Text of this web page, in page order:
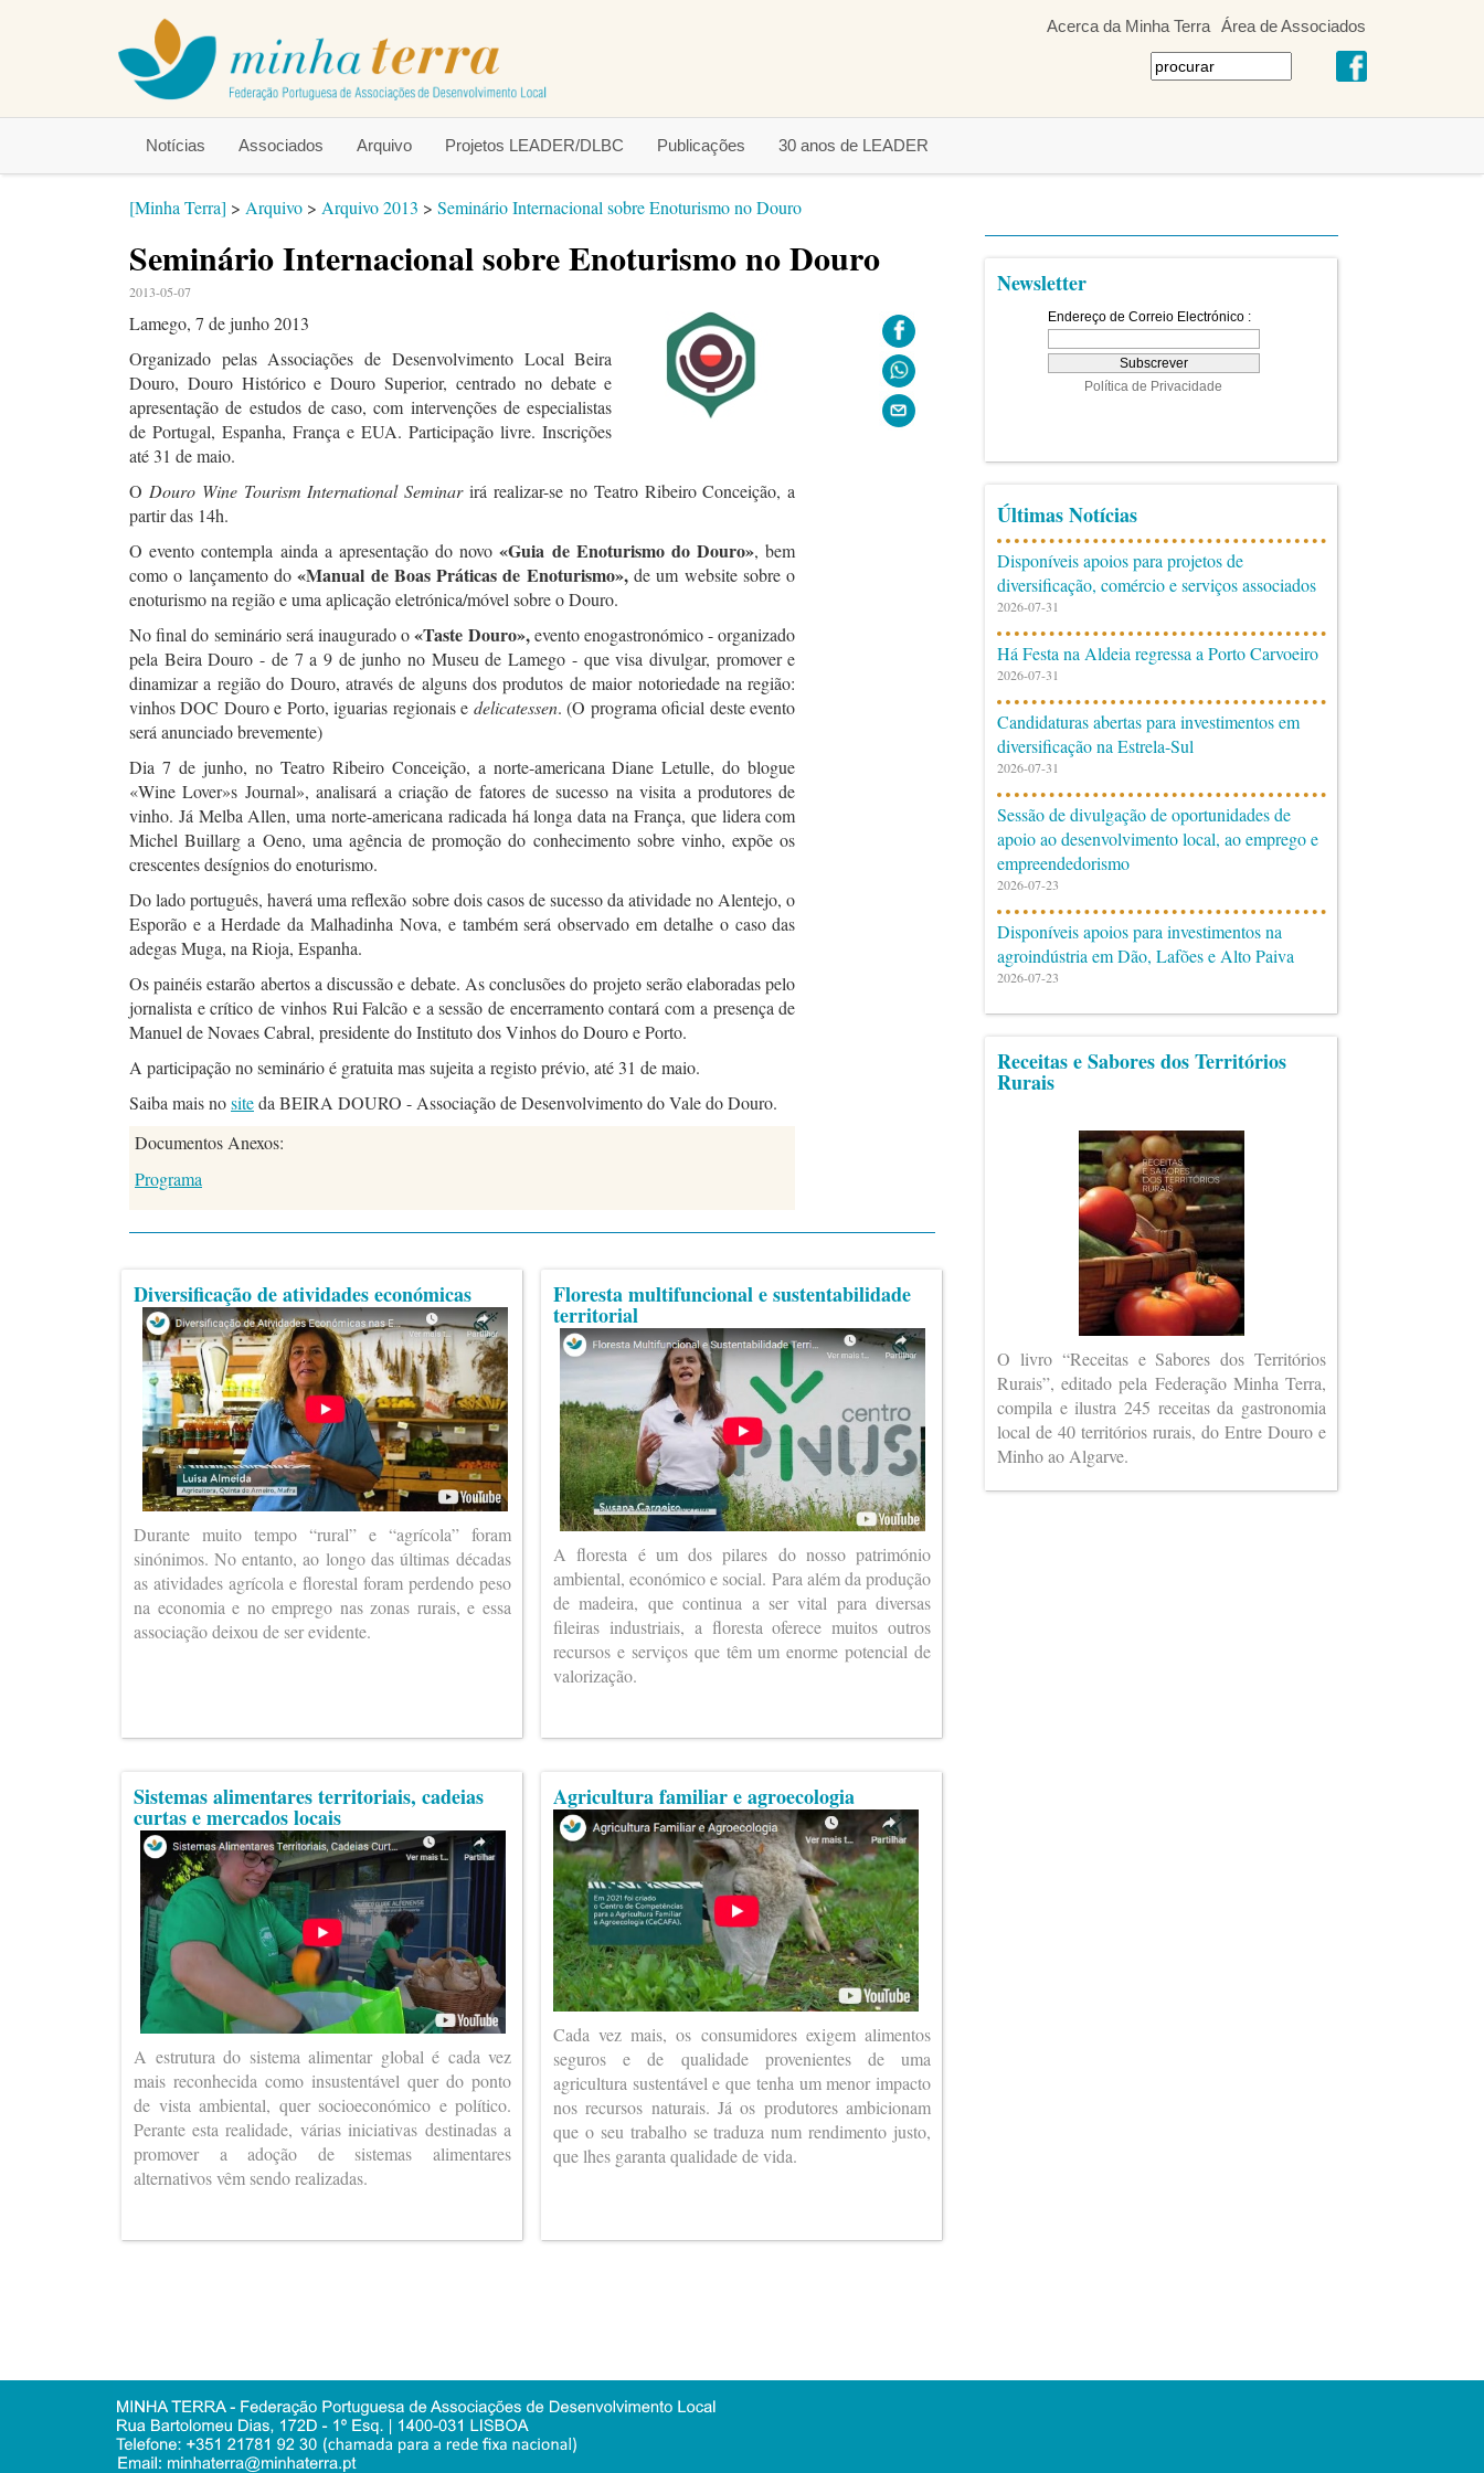
Acerca da Minha Terra Área de Associados
Notícias Associados Arquivo Projetos LEADER/DLBC Publicações 30 anos de LEADER
[Minha Terra] > Arquivo > Arquivo 2013 > Seminário Internacional sobre Enoturismo no Douro
Seminário Internacional sobre Enoturismo no Douro
2013-05-07
Lamego, 7 de junho 2013
Organizado pelas Associações de Desenvolvimento Local Beira
Douro, Douro Histórico e Douro Superior, centrado no debate e
apresentação de estudos de caso, com intervenções de especialistas
de Portugal, Espanha, França e EUA. Participação livre. Inscrições
até 31 de maio.
O Douro Wine Tourism International Seminarirá realizar-se no Teatro Ribeiro Conceição, a
partir das 14h.
O evento contempla ainda a apresentação do novo«Guia de Enoturismo do Douro», bem
como o lançamento do«Manual de Boas Práticas de Enoturismo»,de um website sobre o
enoturismo na região e uma aplicação eletrónica/móvel sobre o Douro.
No final do seminário será inaugurado o«Taste Douro»,evento enogastronómico - organizado
pela Beira Douro - de 7 a 9 de junho no Museu de Lamego - que visa divulgar, promover e
dinamizar a região do Douro, através de alguns dos produtos de maior notoriedade na região:
vinhos DOC Douro e Porto, iguarias regionais e delicatessen. (O programa oficial deste evento
será anunciado brevemente)
Dia 7 de junho, no Teatro Ribeiro Conceição, a norte-americana Diane Letulle, do blogue
«Wine Lover»s Journal», analisará a criação de fatores de sucesso na visita a produtores de
vinho. Já Melba Allen, uma norte-americana radicada há longa data na França, que lidera com
Michel Buillarg a Oeno, uma agência de promoção do conhecimento sobre vinho, expõe os
crescentes desígnios do enoturismo.
Do lado português, haverá uma reflexão sobre dois casos de sucesso da atividade no Alentejo, o
Esporão e a Herdade da Malhadinha Nova, e também será observado em detalhe o caso das
adegas Muga, na Rioja, Espanha.
Os painéis estarão abertos a discussão e debate. As conclusões do projeto serão elaboradas pelo
jornalista e crítico de vinhos Rui Falcão e a sessão de encerramento contará com a presença de
Manuel de Novaes Cabral, presidente do Instituto dos Vinhos do Douro e Porto.
A participação no seminário é gratuita mas sujeita a registo prévio, até 31 de maio.
Saiba mais nositeda BEIRA DOURO - Associação de Desenvolvimento do Vale do Douro.
Documentos Anexos:
Programa
Diversificação de atividades económicas
Durante muito tempo “rural” e “agrícola” foram
sinónimos. No entanto, ao longo das últimas décadas
as atividades agrícola e florestal foram perdendo peso
na economia e no emprego nas zonas rurais, e essa
associação deixou de ser evidente.
Sistemas alimentares territoriais, cadeias
curtas e mercados locais
A estrutura do sistema alimentar global é cada vez
mais reconhecida como insustentável quer do ponto
de vista ambiental, quer socioeconómico e político.
Perante esta realidade, várias iniciativas destinadas a
promover a adoção de sistemas alimentares
alternativos vêm sendo realizadas.
Floresta multifuncional e sustentabilidade
territorial
A floresta é um dos pilares do nosso património
ambiental, económico e social. Para além da produção
de madeira, que continua a ser vital para diversas
fileiras industriais, a floresta oferece muitos outros
recursos e serviços que têm um enorme potencial de
valorização.
Agricultura familiar e agroecologia
Cada vez mais, os consumidores exigem alimentos
seguros e de qualidade provenientes de uma
agricultura sustentável e que tenha um menor impacto
nos recursos naturais. Já os produtores ambicionam
que o seu trabalho se traduza num rendimento justo,
que lhes garanta qualidade de vida.
Newsletter
Últimas Notícias
Disponíveis apoios para projetos de
diversificação, comércio e serviços associados
2026-07-31
Há Festa na Aldeia regressa a Porto Carvoeiro
2026-07-31
Candidaturas abertas para investimentos em
diversificação na Estrela-Sul
2026-07-31
Sessão de divulgação de oportunidades de
apoio ao desenvolvimento local, ao emprego e
empreendedorismo
2026-07-23
Disponíveis apoios para investimentos na
agroindústria em Dão, Lafões e Alto Paiva
2026-07-23
Receitas e Sabores dos Territórios
Rurais
O livro “Receitas e Sabores dos Territórios
Rurais”, editado pela Federação Minha Terra,
compila e ilustra 245 receitas da gastronomia
local de 40 territórios rurais, do Entre Douro e
Minho ao Algarve.